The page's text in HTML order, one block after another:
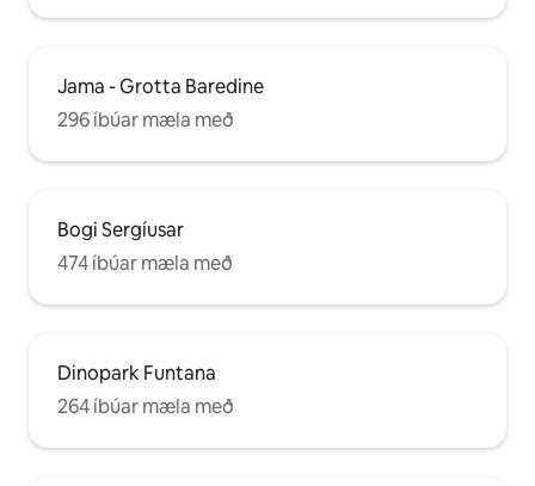
Jama - Grotta Baredine
296 íbúar mæla með
Bogi Sergíusar
474 íbúar mæla með
Dinopark Funtana
264 íbúar mæla með